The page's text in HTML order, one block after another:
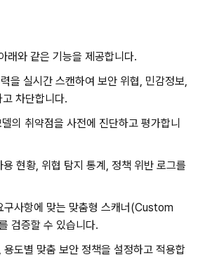
래와 같은 기능을 제공합니다.
실시간 스캔하여 보안 위협, 민감정보,
차단합니다.
의 취약점을 사전에 진단하고 평가합니
현황, 위협 탐지 통계, 정책 위반 로그를
사항에 맞는 맞춤형 스캐너(Custom
검증할 수 있습니다.
도별 맞춤 보안 정책을 설정하고 적용합